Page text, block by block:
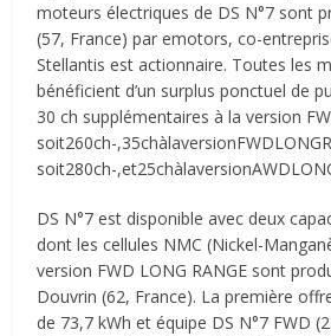
moteurs électriques de DS N°7 sont
(57, France) par emotors, co-
Stellantis est actionnaire. Toutes les
bénéficient d’un surplus ponctuel de
30 ch supplémentaires à la version
soit260ch-
soit280ch-
DS N°7 est disponible avec deux
dont les cellules NMC (Nickel-
version FWD LONG RANGE sont
Douvrin (62, France). La première
de 73,7 kWh et équipe DS N°7 FWD